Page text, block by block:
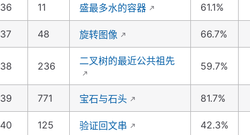
36 11 盛最多水的容器 61.1%
37 48 旋转图像 66.7%
38 236 二叉树的最近公共祖先 59.7%
39 771 宝石与石头 81.7%
40 125 验证回文串 42.3%